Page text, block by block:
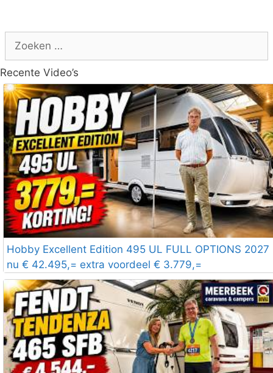
naar:
Recente Video’s
Hobby Excellent Edition 495 UL FULL OPTIONS 2027
nu € 42.495,= extra voordeel € 3.779,=